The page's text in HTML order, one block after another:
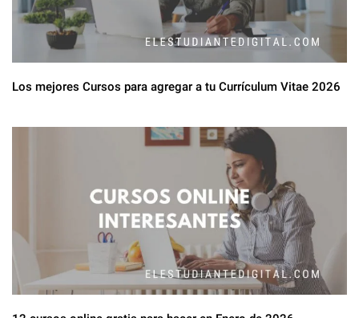
Los mejores Cursos para agregar a tu Currículum Vitae 2026